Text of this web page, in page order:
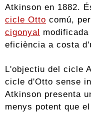
Atkinson en 1882.
cicle Otto comú,
cigonyal
eficiència a costa
L'objectiu del cicle
cicle d'Otto sense
Atkinson presenta
menys potent que el